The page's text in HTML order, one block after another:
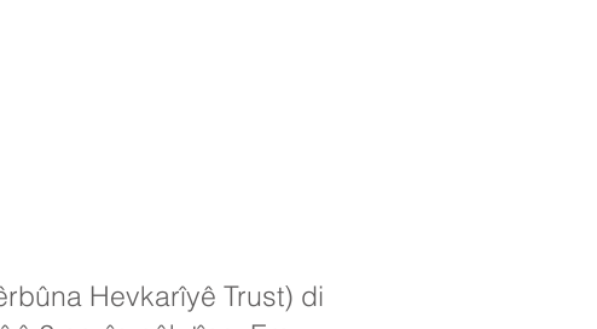
Hevkarîyê Trust) di